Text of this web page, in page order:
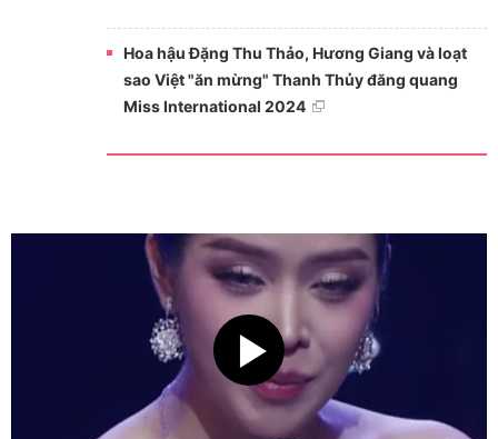
Hoa hậu Đặng Thu Thảo, Hương Giang và loạt
sao Việt "ăn mừng" Thanh Thủy đăng quang
Miss International 2024